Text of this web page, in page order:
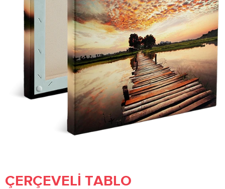
ÇERÇEVELI TABLO